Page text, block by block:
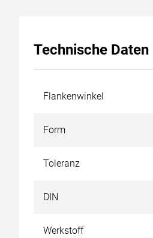
Technische Daten
Flankenwinkel
Form
Toleranz
DIN
Werkstoff